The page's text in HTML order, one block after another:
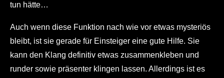
tun hätte…
Auch wenn diese Funktion nach wie vor etwas mysteriös
bleibt, ist sie gerade für Einsteiger eine gute Hilfe. Sie
kann den Klang definitiv etwas zusammenkleben und
runder sowie präsenter klingen lassen. Allerdings ist es